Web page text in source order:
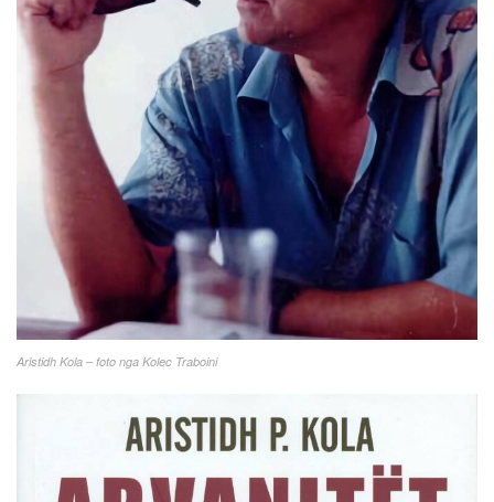
Aristidh Kola – foto nga Kolec Traboini